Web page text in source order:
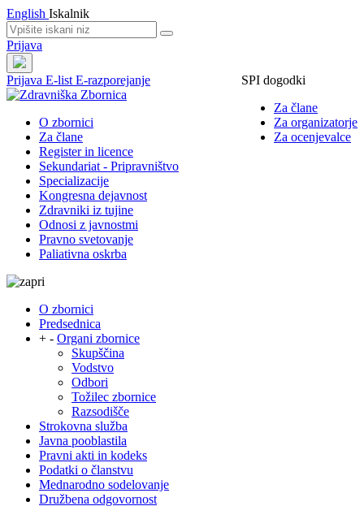
English Iskalnik
Prijava
Prijava
SPI dogodki
Za člane
Za organizatorje
Za ocenjevalce
E-list E-razporejanje
O zbornici
Za člane
Register in licence
Sekundariat - Pripravništvo
Specializacije
Kongresna dejavnost
Zdravniki iz tujine
Odnosi z javnostmi
Pravno svetovanje
Paliativna oskrba
O zbornici
Predsednica
+ - Organi zbornice
Skupščina
Vodstvo
Odbori
Tožilec zbornice
Razsodišče
Strokovna služba
Javna pooblastila
Pravni akti in kodeks
Podatki o članstvu
Mednarodno sodelovanje
Družbena odgovornost